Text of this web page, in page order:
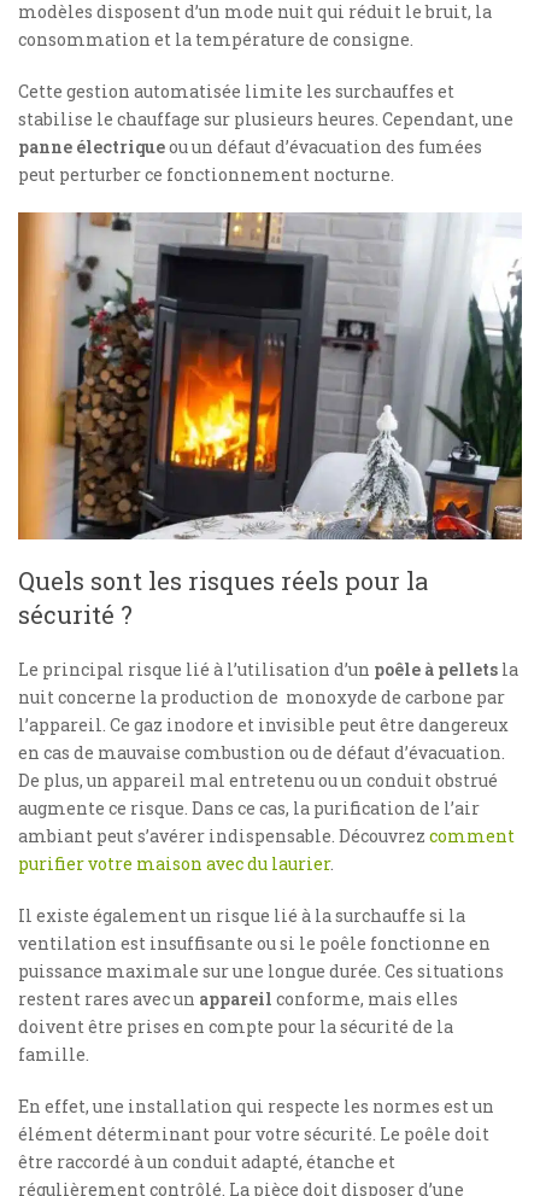
modèles disposent d’un mode nuit qui réduit le bruit, la
consommation et la température de consigne.
Cette gestion automatisée limite les surchauffes et
stabilise le chauffage sur plusieurs heures. Cependant, une
panne électriqueou un défaut d’évacuation des fumées
peut perturber ce fonctionnement nocturne.
Quels sont les risques réels pour la
sécurité ?
Le principal risque lié à l’utilisation d’un poêle à pellets la
nuit concerne la production de monoxyde de carbone par
l’appareil. Ce gaz inodore et invisible peut être dangereux
en cas de mauvaise combustion ou de défaut d’évacuation.
De plus, un appareil mal entretenu ou un conduit obstrué
augmente ce risque. Dans ce cas, la purification de l’air
ambiant peut s’avérer indispensable. Découvrez comment
purifier votre maison avec du laurier.
Il existe également un risque lié à la surchauffe si la
ventilation est insuffisante ou si le poêle fonctionne en
puissance maximale sur une longue durée. Ces situations
restent rares avec un appareil conforme, mais elles
doivent être prises en compte pour la sécurité de la
famille.
En effet, une installation qui respecte les normes est un
élément déterminant pour votre sécurité. Le poêle doit
être raccordé à un conduit adapté, étanche et
régulièrement contrôlé. La pièce doit disposer d’une